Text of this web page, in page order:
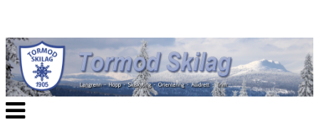
Veksle
navigasjon